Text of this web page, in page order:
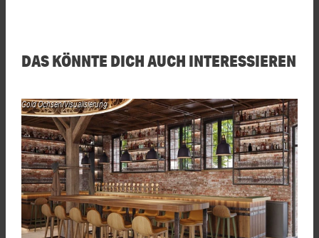
DAS KÖNNTE DICH AUCH INTERESSIEREN
Gold Ochsen/Visualisierung